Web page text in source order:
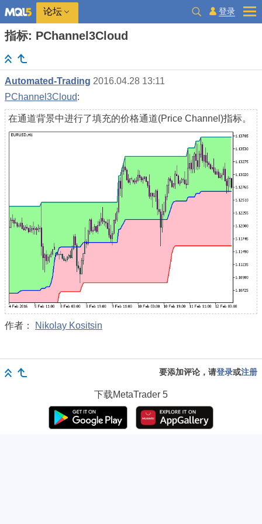
论坛 登录
指标: PChannel3Cloud
Automated-Trading 2016.04.28 13:11
PChannel3Cloud:
在通道背景中进行了填充的价格通道(Price Channel)指标。
作者： Nikolay Kositsin
要添加评论，请登录或注册
下载MetaTrader 5